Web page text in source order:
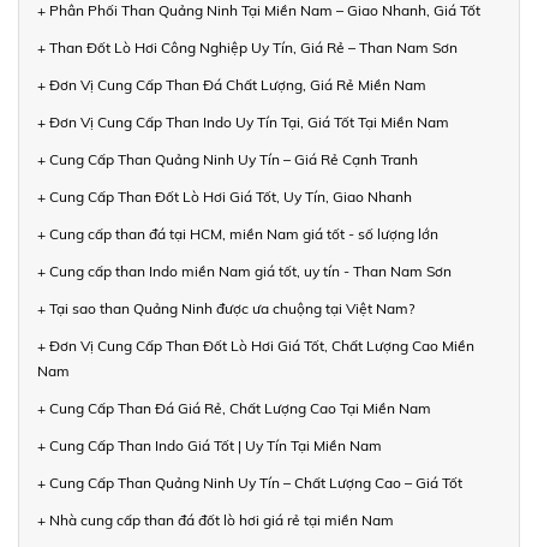
+ Phân Phối Than Quảng Ninh Tại Miền Nam – Giao Nhanh, Giá Tốt
+ Than Đốt Lò Hơi Công Nghiệp Uy Tín, Giá Rẻ – Than Nam Sơn
+ Đơn Vị Cung Cấp Than Đá Chất Lượng, Giá Rẻ Miền Nam
+ Đơn Vị Cung Cấp Than Indo Uy Tín Tại, Giá Tốt Tại Miền Nam
+ Cung Cấp Than Quảng Ninh Uy Tín – Giá Rẻ Cạnh Tranh
+ Cung Cấp Than Đốt Lò Hơi Giá Tốt, Uy Tín, Giao Nhanh
+ Cung cấp than đá tại HCM, miền Nam giá tốt - số lượng lớn
+ Cung cấp than Indo miền Nam giá tốt, uy tín - Than Nam Sơn
+ Tại sao than Quảng Ninh được ưa chuộng tại Việt Nam?
+ Đơn Vị Cung Cấp Than Đốt Lò Hơi Giá Tốt, Chất Lượng Cao Miền
Nam
+ Cung Cấp Than Đá Giá Rẻ, Chất Lượng Cao Tại Miền Nam
+ Cung Cấp Than Indo Giá Tốt | Uy Tín Tại Miền Nam
+ Cung Cấp Than Quảng Ninh Uy Tín – Chất Lượng Cao – Giá Tốt
+ Nhà cung cấp than đá đốt lò hơi giá rẻ tại miền Nam